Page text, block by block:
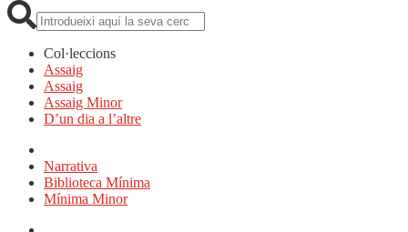
Col·leccions
Assaig
Assaig
Assaig Minor
D’un dia a l’altre
Narrativa
Biblioteca Mínima
Mínima Minor